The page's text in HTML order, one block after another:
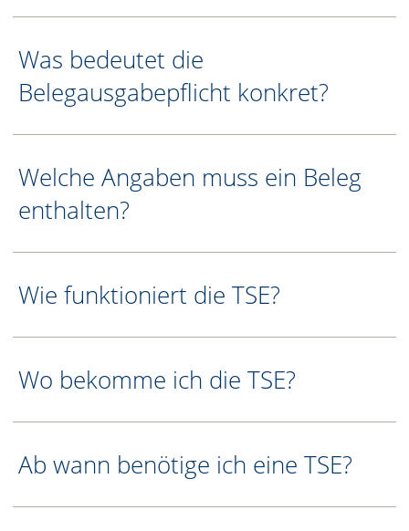
Was bedeutet die
Belegausgabepflicht konkret?
Welche Angaben muss ein Beleg
enthalten?
Wie funktioniert die TSE?
Wo bekomme ich die TSE?
Ab wann benötige ich eine TSE?